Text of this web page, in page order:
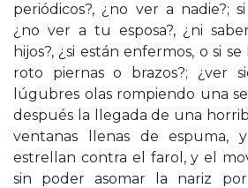
periódicos?, ¿no ver a nadie?;
¿no ver a tu esposa?, ¿ni
hijos?, ¿si están enfermos, o si
roto piernas o brazos?; ¿ver
lúgubres olas rompiendo una
después la llegada de una
ventanas llenas de espuma,
estrellan contra el farol, y el
sin poder asomar la nariz